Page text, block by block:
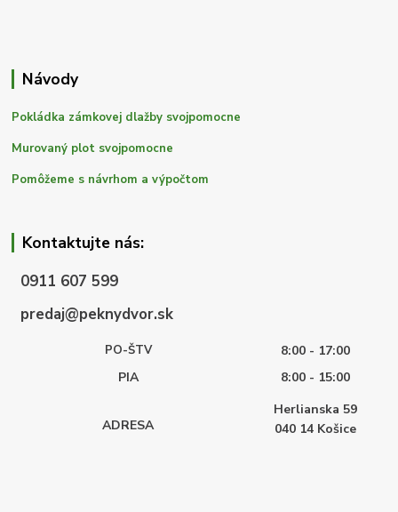
Návody
Pokládka zámkovej dlažby svojpomocne
Murovaný plot svojpomocne
Pomôžeme s návrhom a výpočtom
Kontaktujte nás:
0911 607 599
predaj@peknydvor.sk
PO-ŠTV
8:00 - 17:00
PIA
8:00 - 15:00
ADRESA
Herlianska 59
040 14 Košice